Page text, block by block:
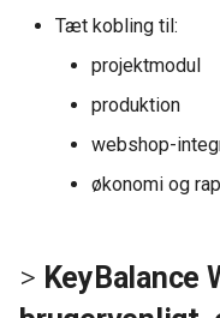
Tæt kobling til:
projektmodul
produktion
webshop-
økonomi og
> KeyBalance